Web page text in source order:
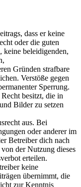
dass er keine
oder die guten
keine beleidigenden,
Gründen strafbare
Verstöße gegen
Sperrung.
besitzt, die in
Bilder zu setzen
aus. Bei
oder anderer im
Betreiber dich nach
der Nutzung dieses
erteilen.
keine
übernimmt, die
zur Kenntnis